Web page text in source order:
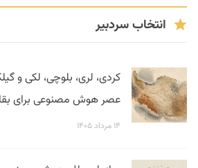
انتخاب سردبیر
کردی، لری، بلوچی، لکی و
عصر هوش مصنوعی برای بقا
۱۴ مرداد ۱۴۰۵